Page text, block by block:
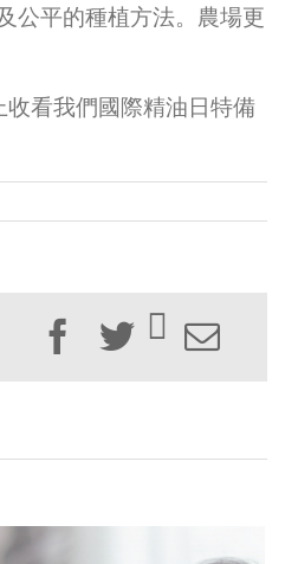
公平的種植方法。農場更
看我們國際精油日特備
Facebook
TwitterEmail